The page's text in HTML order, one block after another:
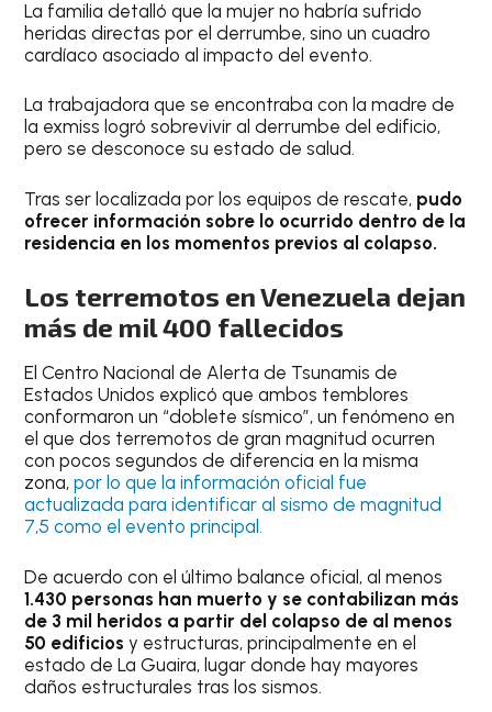
La familia detalló que la mujer no habría sufrido
heridas directas por el derrumbe, sino un cuadro
cardíaco asociado al impacto del evento.
La trabajadora que se encontraba con la madre de
la exmiss logró sobrevivir al derrumbe del edificio,
pero se desconoce su estado de salud.
Tras ser localizada por los equipos de rescate, pudo
ofrecer información sobre lo ocurrido dentro de la
residencia en los momentos previos al colapso.
Los terremotos en Venezuela dejan
más de mil 400 fallecidos
El Centro Nacional de Alerta de Tsunamis de
Estados Unidos explicó que ambos temblores
conformaron un “doblete sísmico”, un fenómeno en
el que dos terremotos de gran magnitud ocurren
con pocos segundos de diferencia en la misma
zona,por lo que la información oficial fue
actualizada para identificar al sismo de magnitud
7,5 como el evento principal.
De acuerdo con el último balance oficial, al menos
1.430 personas han muerto y se contabilizan más
de 3 mil heridos a partir del colapso de al menos
50 edificios y estructuras, principalmente en el
estado de La Guaira, lugar donde hay mayores
daños estructurales tras los sismos.